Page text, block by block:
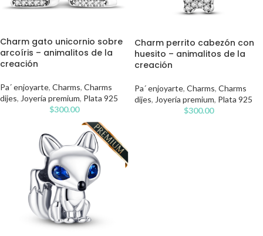
Charm gato unicornio sobre
arcoíris – animalitos de la
creación
Pa´ enjoyarte, Charms, Charms
dijes, Joyería premium, Plata 925
$300.00
Charm perrito cabezón con
huesito – animalitos de la
creación
Pa´ enjoyarte, Charms, Charms
dijes, Joyería premium, Plata 925
$300.00